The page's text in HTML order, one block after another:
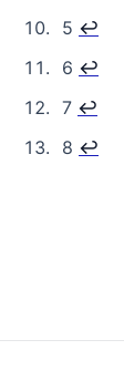
5 ↩︎
6 ↩︎
7 ↩︎
8 ↩︎